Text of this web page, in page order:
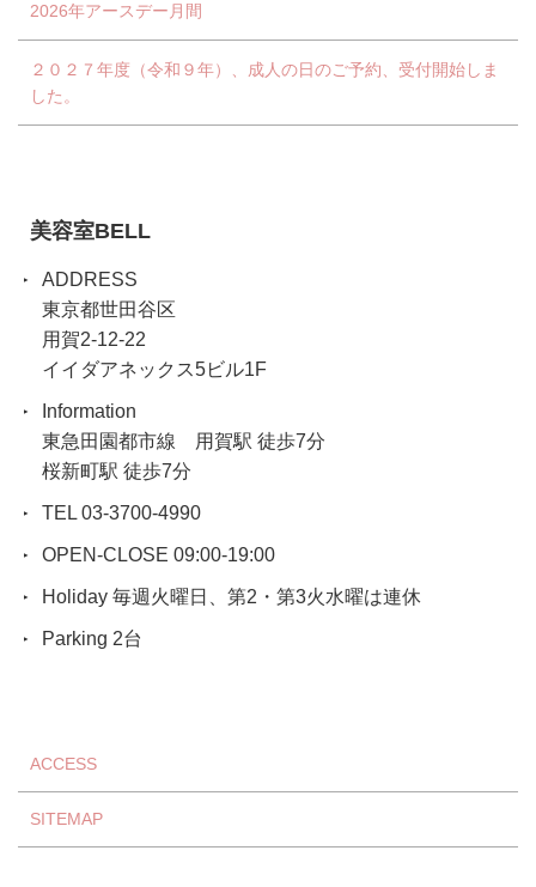
2026年アースデー月間
２０２７年度（令和９年）、成人の日のご予約、受付開始しま
した。
美容室BELL
ADDRESS
東京都世田谷区
用賀2-12-22
イイダアネックス5ビル1F
Information
東急田園都市線 用賀駅 徒歩7分
桜新町駅 徒歩7分
TEL 03-3700-4990
OPEN-CLOSE 09:00-19:00
Holiday 毎週火曜日、第2・第3火水曜は連休
Parking 2台
ACCESS
SITEMAP